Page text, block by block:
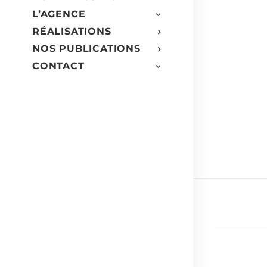
L’AGENCE
RÉALISATIONS
NOS PUBLICATIONS
CONTACT